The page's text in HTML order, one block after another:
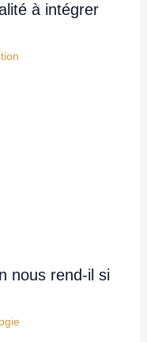
à intégrer
nous rend-il si